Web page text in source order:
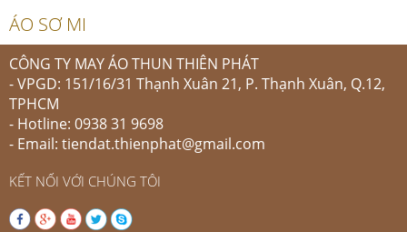
ÁO SƠ MI
CÔNG TY MAY ÁO THUN THIÊN PHÁT
- VPGD: 151/16/31 Thạnh Xuân 21, P. Thạnh Xuân, Q.12,
TPHCM
- Hotline: 0938 31 9698
- Email: tiendat.thienphat@gmail.com
KẾT NỐI VỚI CHÚNG TÔI